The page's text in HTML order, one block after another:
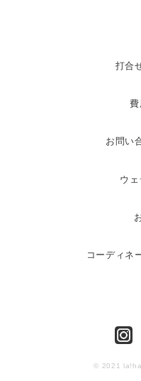
打合
費
お問い
ウ
コーディネ
© 2021